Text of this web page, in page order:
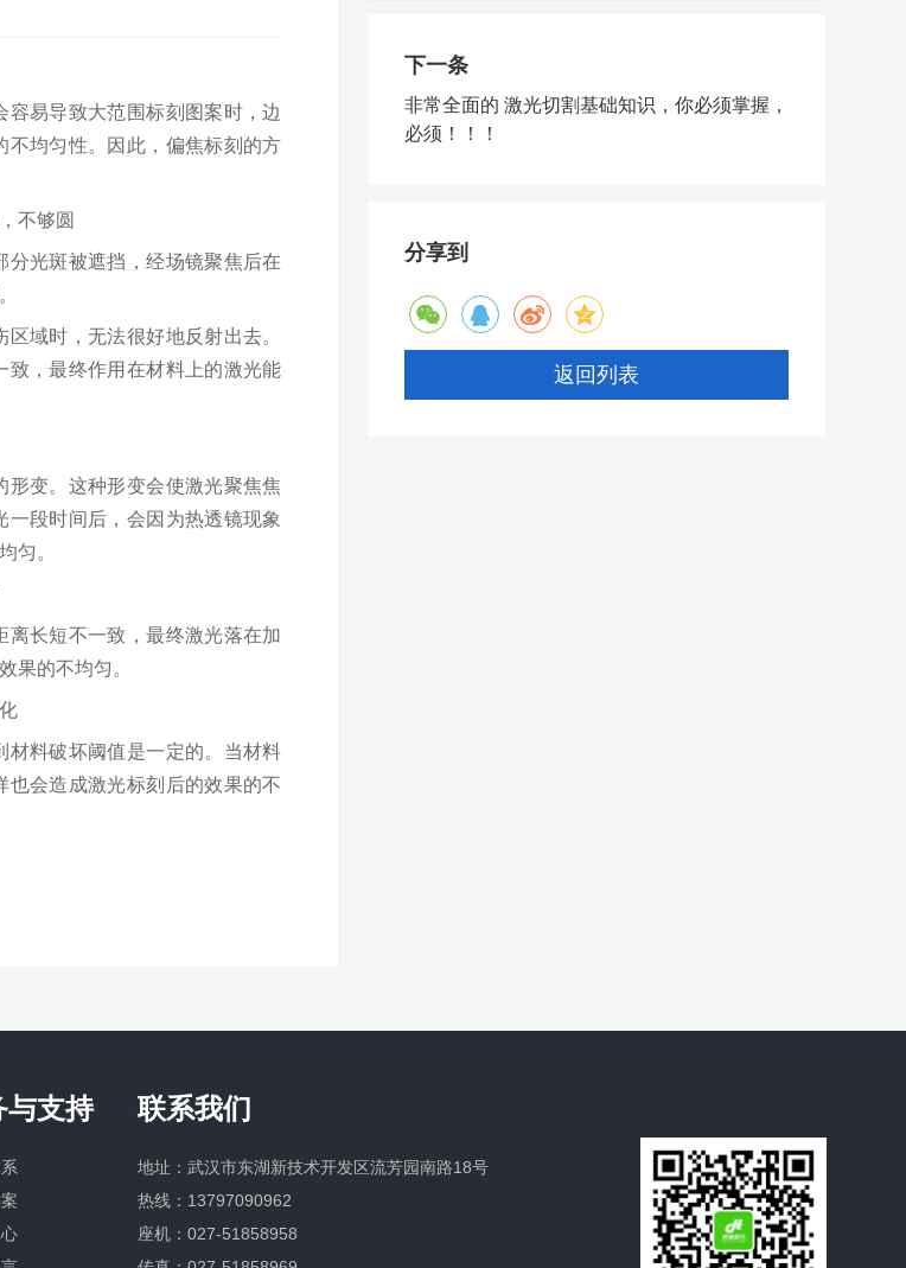
易导致大范围标刻图案时，边
不均匀性。因此，偏焦标刻的方
不够圆
光斑被遮挡，经场镜聚焦后在
匀。
域时，无法很好地反射出去。
致，最终作用在材料上的激光能
变。这种形变会使激光聚焦焦
段时间后，会因为热透镜现象
均匀。
长短不一致，最终激光落在加
果的不均匀。
材料破坏阈值是一定的。当材料
会造成激光标刻后的效果的不
下一条
非常全面的 激光切割基础知识，你必须掌握，
必须！！！
分享到
返回列表
与支持 联系我们
地址：武汉市东湖新技术开发区流芳园南路18号
热线： 13797090962
座机：027-51858958